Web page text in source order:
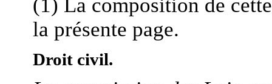
(1) La composition de
la présente page.
Droit civil.